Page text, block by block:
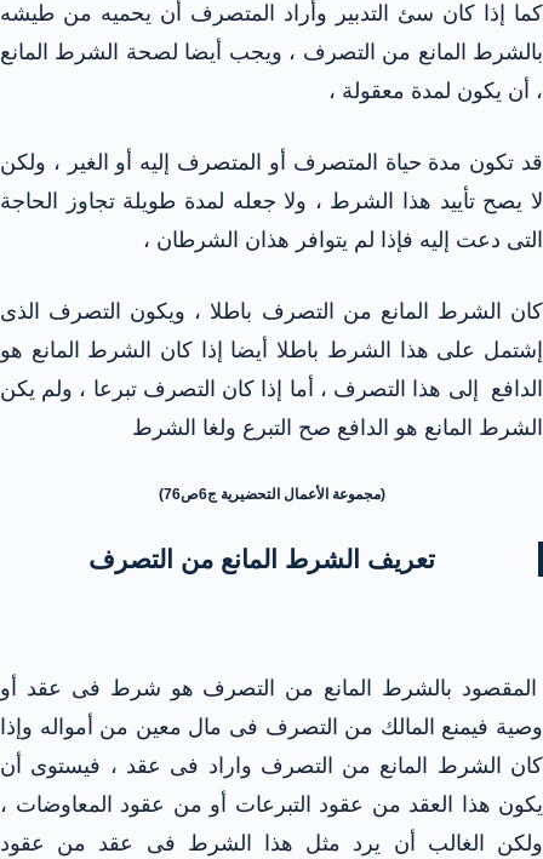
كما إذا كان سئ التدبير وأراد المتصرف أن يحميه من طيشه
بالشرط المانع من التصرف ، ويجب أيضا لصحة الشرط المانع
، أن يكون لمدة معقولة ،
قد تكون مدة حياة المتصرف أو المتصرف إليه أو الغير ، ولكن
لا يصح تأييد هذا الشرط ، ولا جعله لمدة طويلة تجاوز الحاجة
التى دعت إليه فإذا لم يتوافر هذان الشرطان ،
كان الشرط المانع من التصرف باطلا ، ويكون التصرف الذى
إشتمل على هذا الشرط باطلا أيضا إذا كان الشرط المانع هو
الدافع إلى هذا التصرف ، أما إذا كان التصرف تبرعا ، ولم يكن
الشرط المانع هو الدافع صح التبرع ولغا الشرط
(مجموعة الأعمال التحضيرية ج6ص76)
تعريف الشرط المانع من التصرف
المقصود بالشرط المانع من التصرف هو شرط فى عقد أو
وصية فيمنع المالك من التصرف فى مال معين من أمواله وإذا
كان الشرط المانع من التصرف واراد فى عقد ، فيستوى أن
يكون هذا العقد من عقود التبرعات أو من عقود المعاوضات ،
ولكن الغالب أن يرد مثل هذا الشرط فى عقد من عقود